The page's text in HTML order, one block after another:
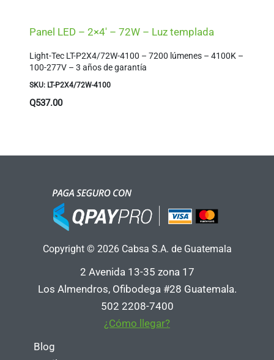
Panel LED – 2×4′ – 72W – Luz templada
Light-Tec LT-P2X4/72W-4100 – 7200 lúmenes – 4100K –
100-277V – 3 años de garantía
SKU: LT-P2X4/72W-4100
Q537.00
Copyright © 2026 Cabsa S.A. de Guatemala
2 Avenida 13-35 zona 17
Los Almendros, Ofibodega #28 Guatemala.
502 2208-7400
¿Cómo llegar?
Blog